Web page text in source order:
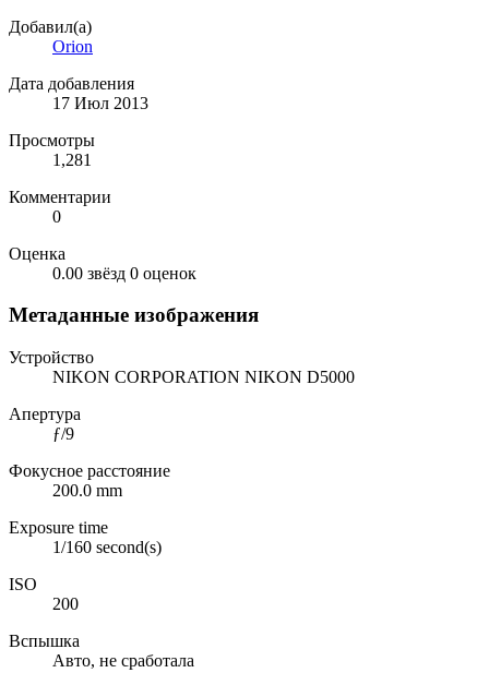
Добавил(а)
Orion
Дата добавления
17 Июл 2013
Просмотры
1,281
Комментарии
0
Оценка
0.00 звёзд 0 оценок
Метаданные изображения
Устройство
NIKON CORPORATION NIKON D5000
Апертура
ƒ/9
Фокусное расстояние
200.0 mm
Exposure time
1/160 second(s)
ISO
200
Вспышка
Авто, не сработала